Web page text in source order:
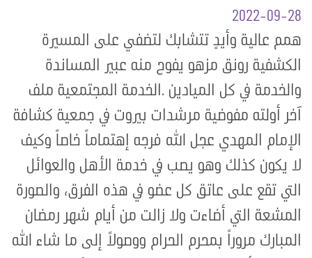
2022-09-28
همم عالية وأيدٍ تتشابك لتضفي على المسيرة
الكشفية رونق مزهو يفوح منه عبير المساندة
والخدمة في كل الميادين . الخدمة المجتمعية ملف
آخر أولته مفوضية مرشدات بيروت في جمعية كشافة
الإمام المهدي عجل الله فرجه إهتماماً خاصاً وكيف
لا يكون كذلك وهو يصب في خدمة الأهل والعوائل
التي تقع على عاتق كل عضو في هذه الفرق، والصورة
المشعة التي أضاءت ولا زالت من أيام شهر رمضان
المبارك مروراً بمحرم الحرام ووصولاً إلى ما شاء الله